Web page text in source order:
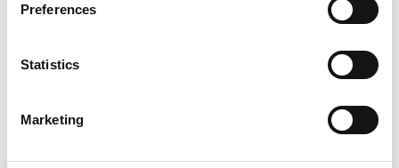
Preferences
Statistics
Marketing
Potrebbero interessarti questi veicoli